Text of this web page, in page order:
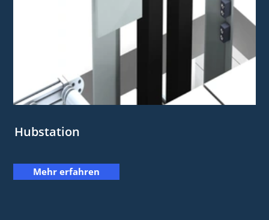
Hubstation
Mehr erfahren